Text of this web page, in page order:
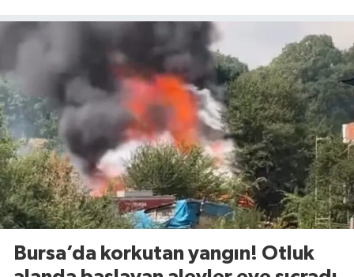
Bursa’da korkutan yangın! Otluk